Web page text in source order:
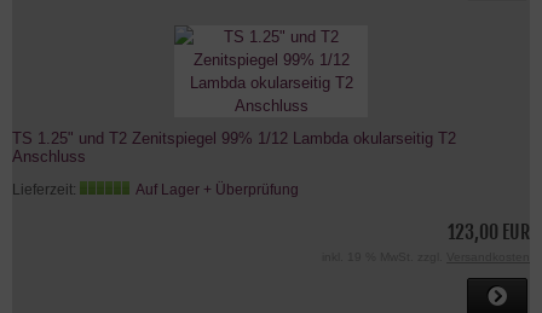
TS 1.25" und T2 Zenitspiegel 99% 1/12 Lambda okularseitig T2
Anschluss
Lieferzeit: Auf Lager + Überprüfung
123,00 EUR